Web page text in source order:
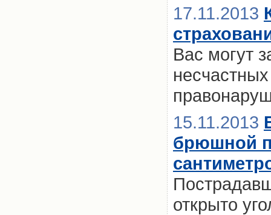
17.11.2013
Вас могут
15.11.2013
брюшной
открыто